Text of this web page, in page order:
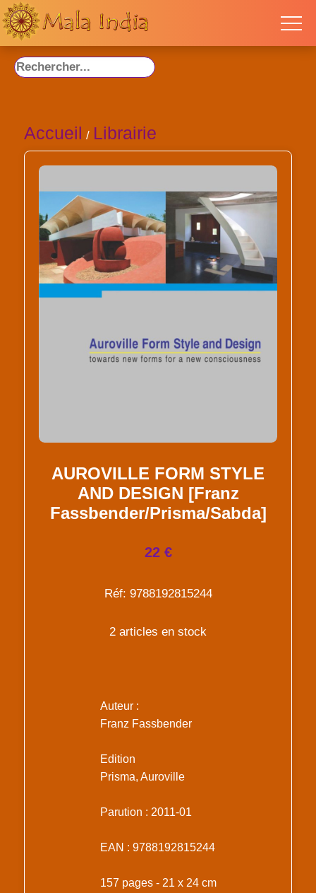
Accueil / Librairie
AUROVILLE FORM STYLE
AND DESIGN [Franz
Fassbender/Prisma/Sabda]
22 €
Réf: 9788192815244
2 articles en stock
Auteur :
Franz Fassbender
Edition
Prisma, Auroville
Parution : 2011-01
EAN : 9788192815244
157 pages - 21 x 24 cm